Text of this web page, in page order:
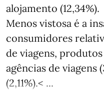
alojamento (12,34%).
Menos vistosa é a
consumidores
de viagens, produtos
agências de viagens
(2,11%).< ...